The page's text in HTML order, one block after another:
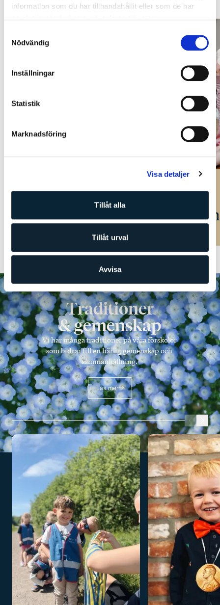
information som du har tillhandahållit eller som de har
Nödvändig
Inställningar
Statistik
Marknadsföring
Visa detaljer
Tillåt alla
Tillåt urval
Avvisa
ATT GÅ PÅ JENSEN
Trygghet &
självkänsla
Traditioner
& gemenskap
Vi har många traditioner på våra förskolor
som bidrar till en härlig gemenskap och
sammanhållning.
Läs mer